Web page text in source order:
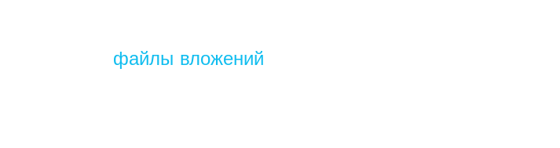
файлы вложений